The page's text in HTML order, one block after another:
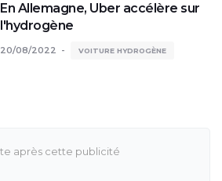
En Allemagne, Uber accélère sur
l'hydrogène
20/08/2022 VOITURE HYDROGÈNE